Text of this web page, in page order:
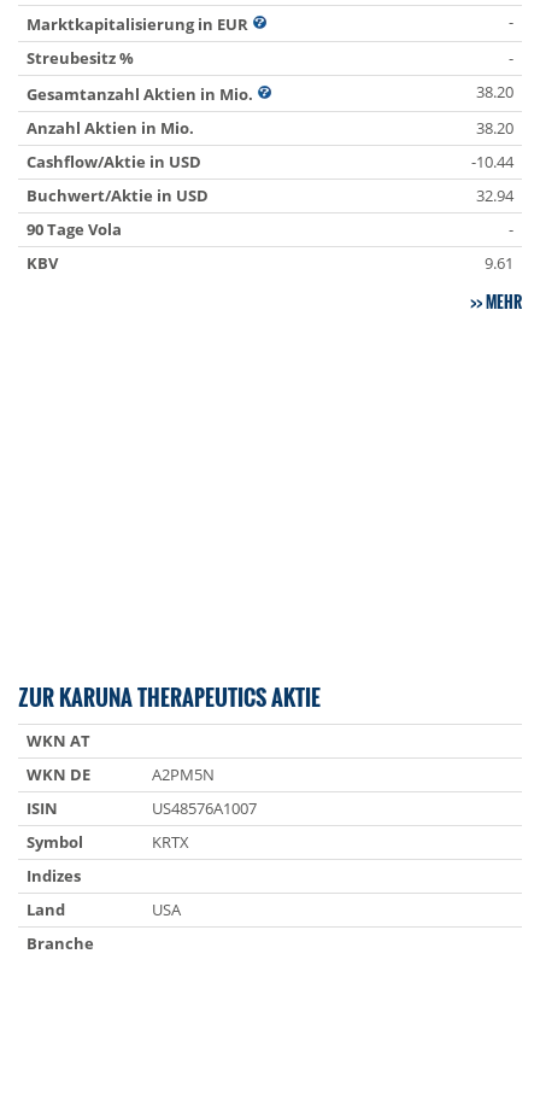
Marktkapitalisierung in EUR
-
Streubesitz %
-
Gesamtanzahl Aktien in Mio.
38.20
Anzahl Aktien in Mio.
38.20
Cashflow/Aktie in USD
-10.44
Buchwert/Aktie in USD
32.94
90 Tage Vola
-
KBV
9.61
MEHR
ZUR KARUNA THERAPEUTICS AKTIE
WKN AT
WKN DE
A2PM5N
ISIN
US48576A1007
Symbol
KRTX
Indizes
Land
USA
Branche